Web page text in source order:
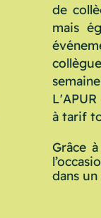
de
mais
à tarif
Grâce
dans